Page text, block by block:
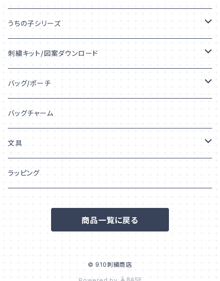
うちの子シリーズ
うちの子デザイン
うちの子シルエット
うちの子プリント
うちの子「柄」
刺繍キット/図案ダウンロード
キット
図案ダウンロード
バッグ/ポーチ
トートバッグ
巾着
ポーチ
バッグチャーム
文具
シール/ステッカー
ラッピング
商品一覧に戻る
© 910刺繍商店